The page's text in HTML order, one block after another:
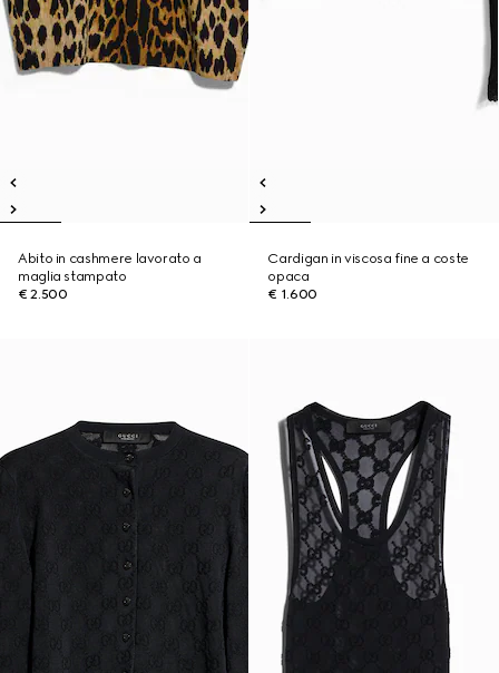
Abito in cashmere lavorato a
maglia stampato
€ 2.500
Cardigan in viscosa fine a coste
opaca
€ 1.600